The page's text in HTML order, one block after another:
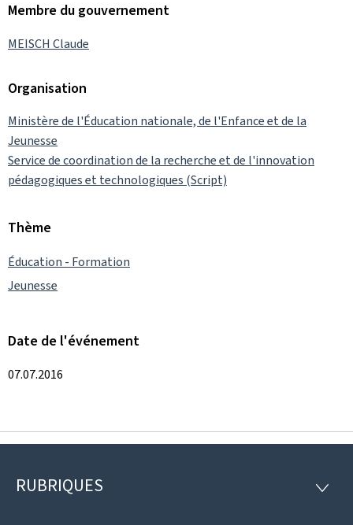
Membre du gouvernement
MEISCH Claude
Organisation
Ministère de l'Éducation nationale, de l'Enfance et de la
Jeunesse
Service de coordination de la recherche et de l'innovation
pédagogiques et technologiques (Script)
Thème
Éducation - Formation
Jeunesse
Date de l'événement
07.07.2016
Pied
RUBRIQUES